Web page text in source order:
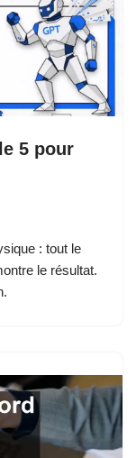
5 pour
: tout le
le résultat.